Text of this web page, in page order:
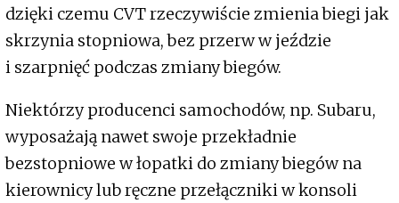
dzięki czemu CVT rzeczywiście zmienia biegi jak
skrzynia stopniowa, bez przerw w jeździe
i szarpnięć podczas zmiany biegów.
Niektórzy producenci samochodów, np. Subaru,
wyposażają nawet swoje przekładnie
bezstopniowe w łopatki do zmiany biegów na
kierownicy lub ręczne przełączniki w konsoli